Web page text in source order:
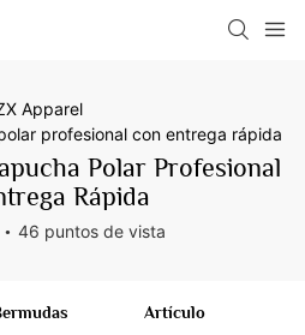
Apparel
profesional con entrega rápida
Polar Profesional
Rápida
46 puntos de vista
Artículo